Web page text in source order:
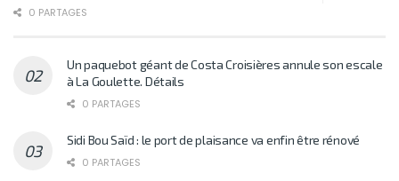
0 PARTAGES
Un paquebot géant de Costa Croisières annule son escale
à La Goulette. Détails
0 PARTAGES
Sidi Bou Saïd : le port de plaisance va enfin être rénové
0 PARTAGES